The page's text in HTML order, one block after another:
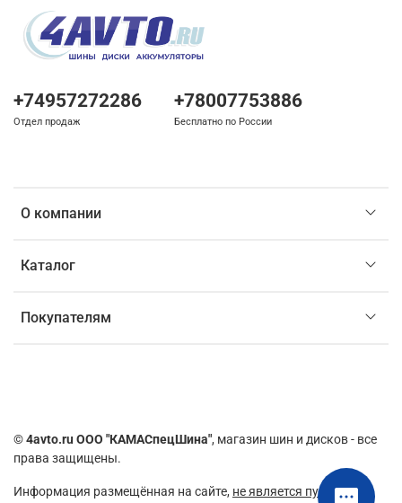
О компании
Каталог
Покупателям
+74957272286
Отдел продаж
+78007753886
Бесплатно по России
©4avto.ru ООО "КАМАСпецШина", магазин шин и дисков - все
права защищены.
Информация размещённая на сайте, не является публичной